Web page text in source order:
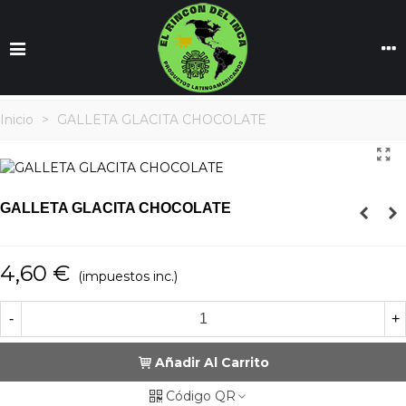
Inicio > GALLETA GLACITA CHOCOLATE
GALLETA GLACITA CHOCOLATE
4,60 € (impuestos inc.)
- +
Añadir Al Carrito
Código QR